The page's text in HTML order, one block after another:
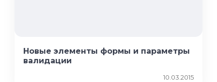
Новые элементы формы и параметры
валидации
10.03.2015